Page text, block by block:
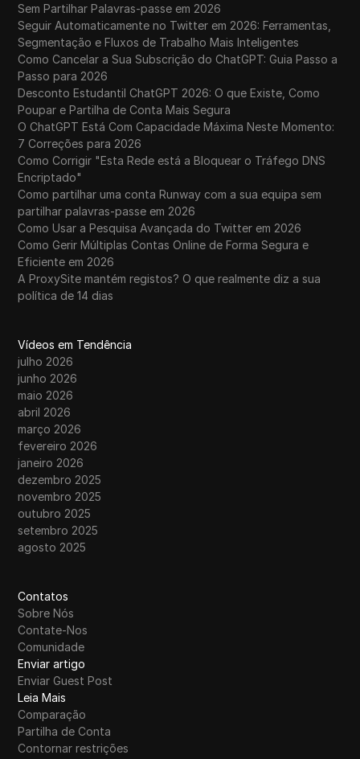
Sem Partilhar Palavras-passe em 2026
Seguir Automaticamente no Twitter em 2026: Ferramentas,
Segmentação e Fluxos de Trabalho Mais Inteligentes
Como Cancelar a Sua Subscrição do ChatGPT: Guia Passo a
Passo para 2026
Desconto Estudantil ChatGPT 2026: O que Existe, Como
Poupar e Partilha de Conta Mais Segura
O ChatGPT Está Com Capacidade Máxima Neste Momento:
7 Correções para 2026
Como Corrigir "Esta Rede está a Bloquear o Tráfego DNS
Encriptado"
Como partilhar uma conta Runway com a sua equipa sem
partilhar palavras-passe em 2026
Como Usar a Pesquisa Avançada do Twitter em 2026
Como Gerir Múltiplas Contas Online de Forma Segura e
Eficiente em 2026
A ProxySite mantém registos? O que realmente diz a sua
política de 14 dias
Vídeos em Tendência
julho 2026
junho 2026
maio 2026
abril 2026
março 2026
fevereiro 2026
janeiro 2026
dezembro 2025
novembro 2025
outubro 2025
setembro 2025
agosto 2025
Contatos
Sobre Nós
Contate-Nos
Comunidade
Enviar artigo
Enviar Guest Post
Leia Mais
Comparação
Partilha de Conta
Contornar restrições